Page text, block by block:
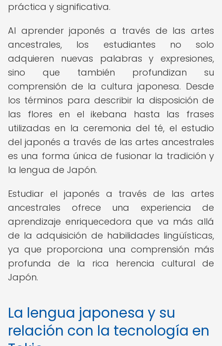
práctica y significativa.
Al aprender japonés a través de las artes
ancestrales, los estudiantes no solo
adquieren nuevas palabras y expresiones,
sino que también profundizan su
comprensión de la cultura japonesa. Desde
los términos para describir la disposición de
las flores en el ikebana hasta las frases
utilizadas en la ceremonia del té, el estudio
del japonés a través de las artes ancestrales
es una forma única de fusionar la tradición y
la lengua de Japón.
Estudiar el japonés a través de las artes
ancestrales ofrece una experiencia de
aprendizaje enriquecedora que va más allá
de la adquisición de habilidades lingüísticas,
ya que proporciona una comprensión más
profunda de la rica herencia cultural de
Japón.
La lengua japonesa y su
relación con la tecnología en